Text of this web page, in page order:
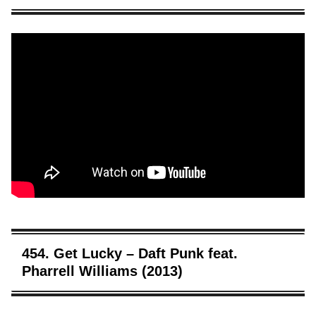
454. Get Lucky – Daft Punk feat.
Pharrell Williams (2013)